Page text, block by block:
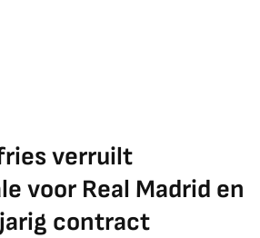
verruilt
voor Real Madrid en
contract